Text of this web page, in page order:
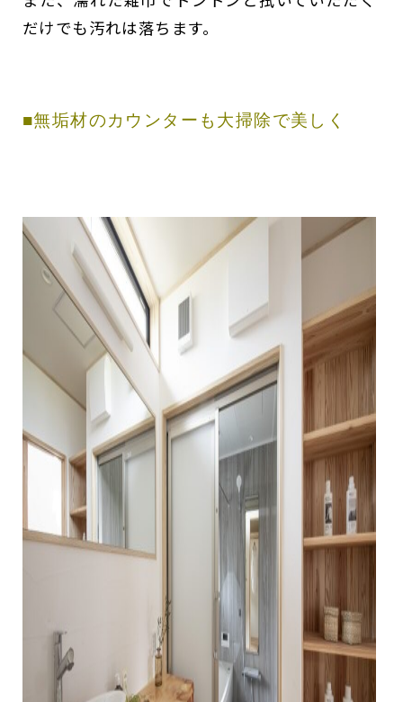
だけでも汚れは落ちます。
■無垢材のカウンターも大掃除で美しく